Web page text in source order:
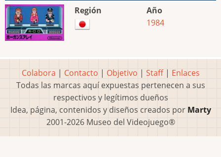
Región
Año
1984
Colabora | Contacto | Objetivo | Staff| Enlaces
Todas las marcas aquí expuestas pertenecen a sus
respectivos y legítimos dueños
Idea, página, contenidos y diseños creados por Marty
2001-2026 Museo del Videojuego®